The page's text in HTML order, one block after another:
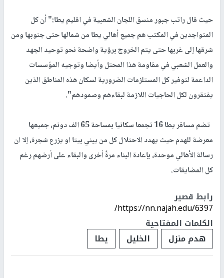
حيث قال راتب جبور منسق اللجان الشعبية في اقليم يطا:" أن كل
المتواجدين في المكتب هم جميع أهالي يطا من شمالها حتى جنوبها ومن
شرقها إلى غربها حتى يتم الخروج برؤية واضحة نحو توحيد الجهد
والعمل الشعبي في مقاومة هذا المحتل وأيضا وتوجيه المؤسسات
الداعمة لتوفير كل المستلزمات الضرورية لسكان هذه المناطق الذين
يفتقرون لكل الحاجيات اللازمة لبقاءهم وصمودهم".
تضم مسافر يطا 16 تجمعا سكانيا بمساحة 65 الف دونم، جميعها
معرضة للهدم حيث يهدد الاحتلال كل من يبني بيتا او يزرع شجرة، إلا ان
رسالة الأهالي موحدة، بإعادة البناء مرةً أخرى والبقاء على أرضهم رغم
كل المضايقات.
رابط قصير
https://nn.najah.edu/6397/
الكلمات المفتاحية
هدم منزل
الخليل يطا